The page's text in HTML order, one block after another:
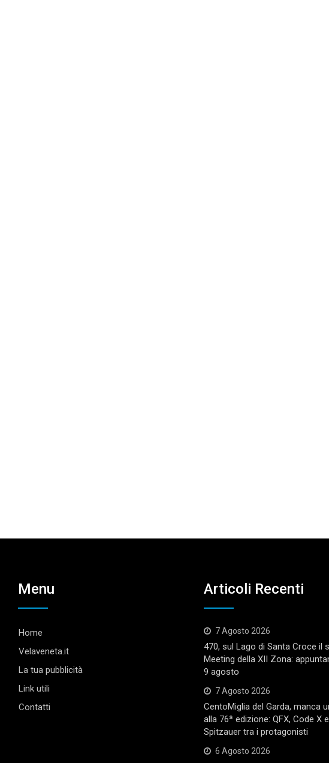
Menu
Home
Velaveneta.it
La tua pubblicità
Link utili
Contatti
Articoli Recenti
7 Agosto 2026
470, sul Lago di Santa Croce il
Meeting della XII Zona:
9 agosto
7 Agosto 2026
CentoMiglia del Garda, manca
alla 76ª edizione: QFX, Code X
Spitzauer tra i protagonisti
6 Agosto 2026